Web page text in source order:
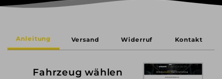
Anleitung Versand Widerruf Kontakt
Fahrzeug wählen